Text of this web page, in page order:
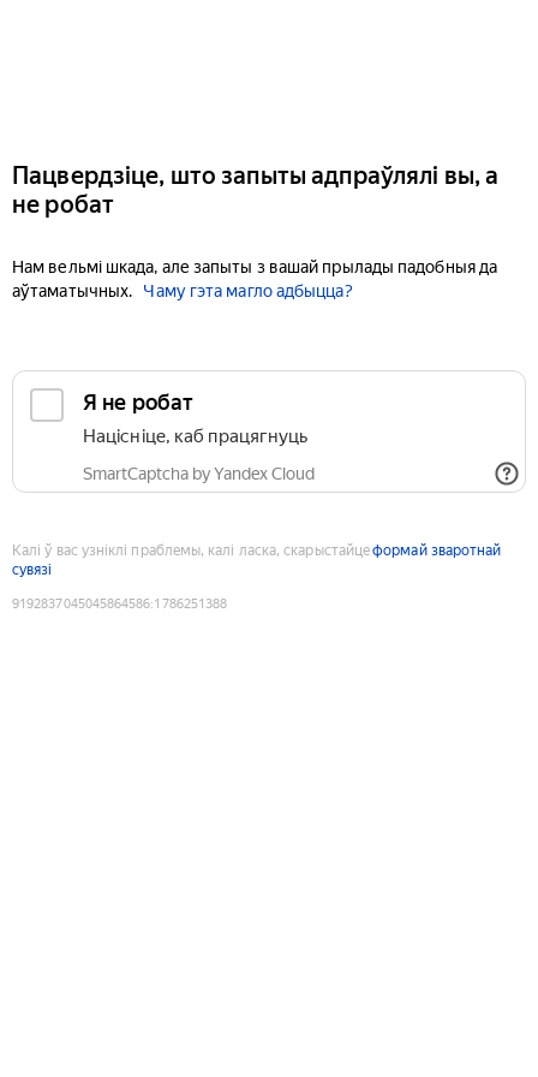
Пацвердзіце, што запыты адпраўлялі вы, а
не робат
Нам вельмі шкада, але запыты з вашай прылады падобныя да
аўтаматычных.
Чаму гэта магло адбыцца?
Я не робат
Націсніце, каб працягнуць
SmartCaptcha by Yandex Cloud
Калі ў вас узніклі праблемы, калі ласка, скарыстайцеформай зваротнай
сувязі
9192837045045864586:1786251388